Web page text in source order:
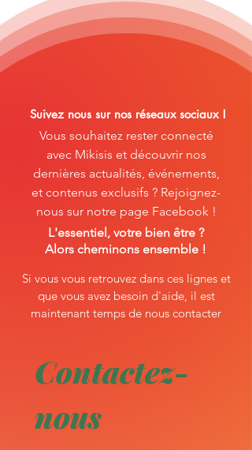
Suivez nous sur nos réseaux sociaux !
Vous souhaitez rester connecté
avec Mikisis et découvrir nos
dernières actualités, événements,
et contenus exclusifs ? Rejoignez-
nous sur notre page Facebook !
L'essentiel, votre bienêtre ?
Alors cheminons ensemble !
Si vous vous retrouvez dans ces lignes et
que vous avez besoin d'aide, il est
maintenant temps de nous contacter
Contactez-
nous